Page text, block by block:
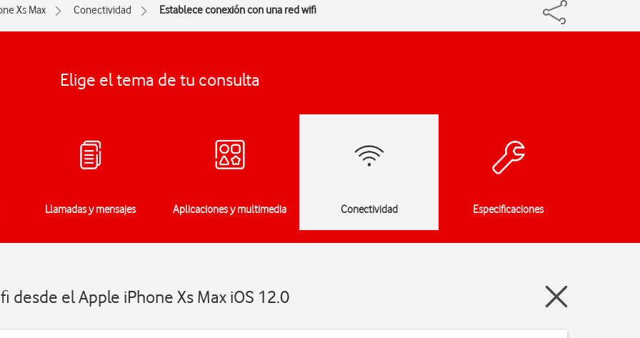
Xs Max Conectividad Establece conexión con una red wifi
Elige el tema de tu consulta
Llamadas y mensajes Aplicaciones y multimedia Conectividad Especificaciones
el Apple iPhone Xs Max iOS 12.0